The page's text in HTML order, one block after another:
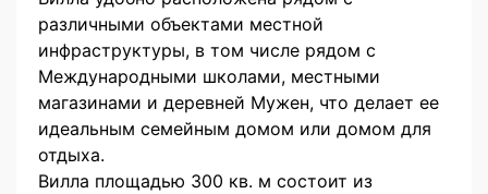
различными объектами местной
инфраструктуры, в том числе рядом с
Международными школами, местными
магазинами и деревней Мужен, что делает ее
идеальным семейным домом или домом для
отдыха.
Вилла площадью 300 кв. м состоит из